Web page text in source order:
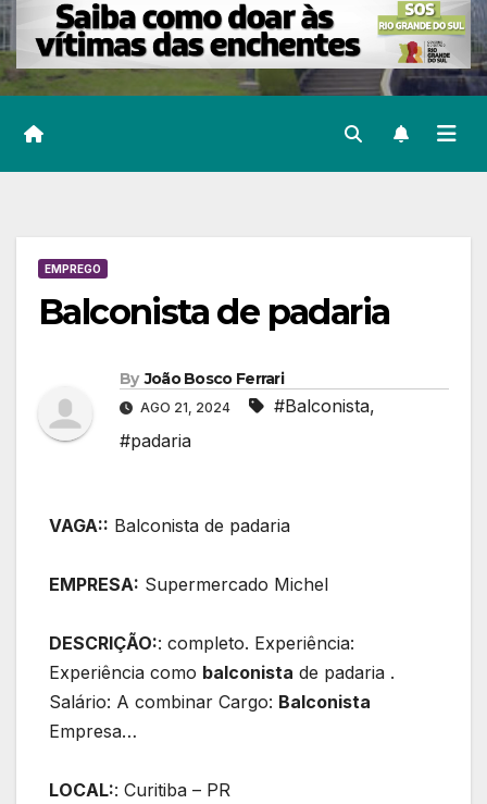
EMPREGO
Balconista de padaria
By João Bosco Ferrari
AGO 21, 2024 #Balconista,
#padaria
VAGA:: Balconista de padaria
EMPRESA: Supermercado Michel
DESCRIÇÃO:: completo. Experiência:
Experiência como balconista de padaria .
Salário: A combinar Cargo: Balconista
Empresa…
LOCAL:: Curitiba – PR